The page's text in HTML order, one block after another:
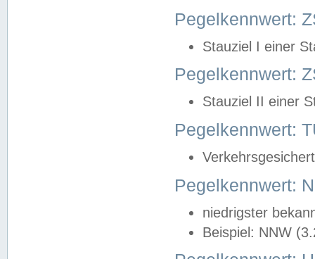
Pegelkennwert:
Stauziel I einer
Pegelkennwert:
Stauziel II einer
Pegelkennwert:
Pegelkennwert:
niedrigster
Beispiel: NNW